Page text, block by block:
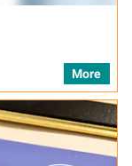
More